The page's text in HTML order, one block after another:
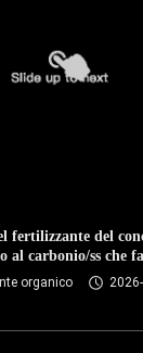
fertilizzante del
al carbonio/ss che
organico